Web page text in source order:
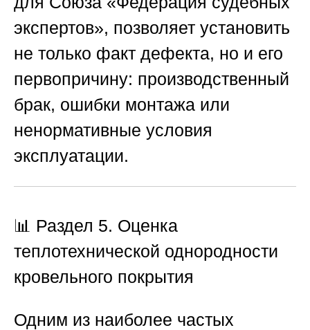
экспертов», позволяет установить
не только факт дефекта, но и его
первопричину: производственный
брак, ошибки монтажа или
ненормативные условия
эксплуатации.
📊 Раздел 5. Оценка
теплотехнической однородности
кровельного покрытия
Одним из наиболее частых